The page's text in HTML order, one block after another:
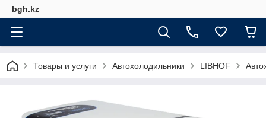
bgh.kz
Товары и услуги Автохолодильники LIBHOF